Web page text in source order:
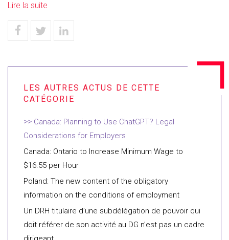
Lire la suite
Canada: Planning to Use ChatGPT? Legal
Considerations for Employers
Canada: Ontario to Increase Minimum Wage to
$16.55 per Hour
Poland: The new content of the obligatory
information on the conditions of employment
Un DRH titulaire d’une subdélégation de pouvoir qui
doit référer de son activité au DG n’est pas un cadre